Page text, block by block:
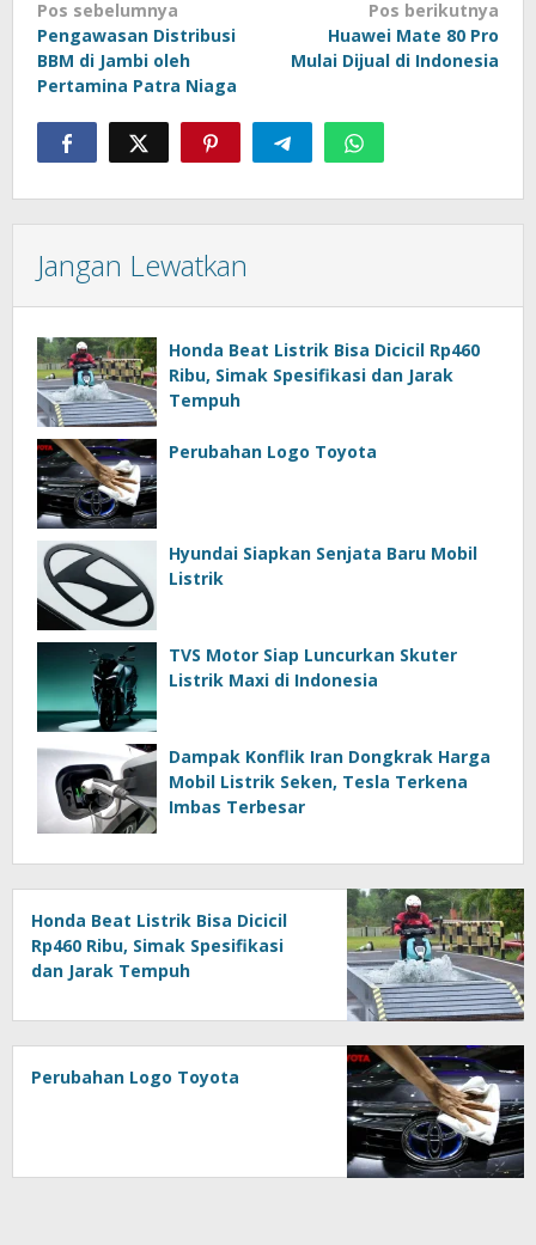
Navigasi
pos
Pos sebelumnya
Pengawasan Distribusi
BBM di Jambi oleh
Pertamina Patra Niaga
Pos berikutnya
Huawei Mate 80 Pro
Mulai Dijual di Indonesia
Jangan Lewatkan
Honda Beat Listrik Bisa Dicicil Rp460
Ribu, Simak Spesifikasi dan Jarak
Tempuh
Perubahan Logo Toyota
Hyundai Siapkan Senjata Baru Mobil
Listrik
TVS Motor Siap Luncurkan Skuter
Listrik Maxi di Indonesia
Dampak Konflik Iran Dongkrak Harga
Mobil Listrik Seken, Tesla Terkena
Imbas Terbesar
Honda Beat Listrik Bisa Dicicil
Rp460 Ribu, Simak Spesifikasi
dan Jarak Tempuh
Perubahan Logo Toyota